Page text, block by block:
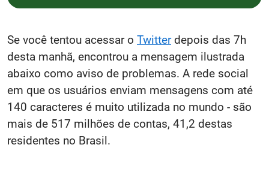
Se você tentou acessar o Twitterdepois das 7h
desta manhã, encontrou a mensagem ilustrada
abaixo como aviso de problemas. A rede social
em que os usuários enviam mensagens com até
140 caracteres é muito utilizada no mundo - são
mais de 517 milhões de contas, 41,2 destas
residentes no Brasil.